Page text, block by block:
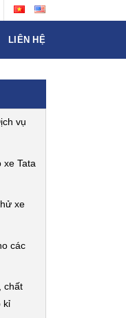
LIÊN HỆ
vụ
Tata
xe
các
chất
kỉ